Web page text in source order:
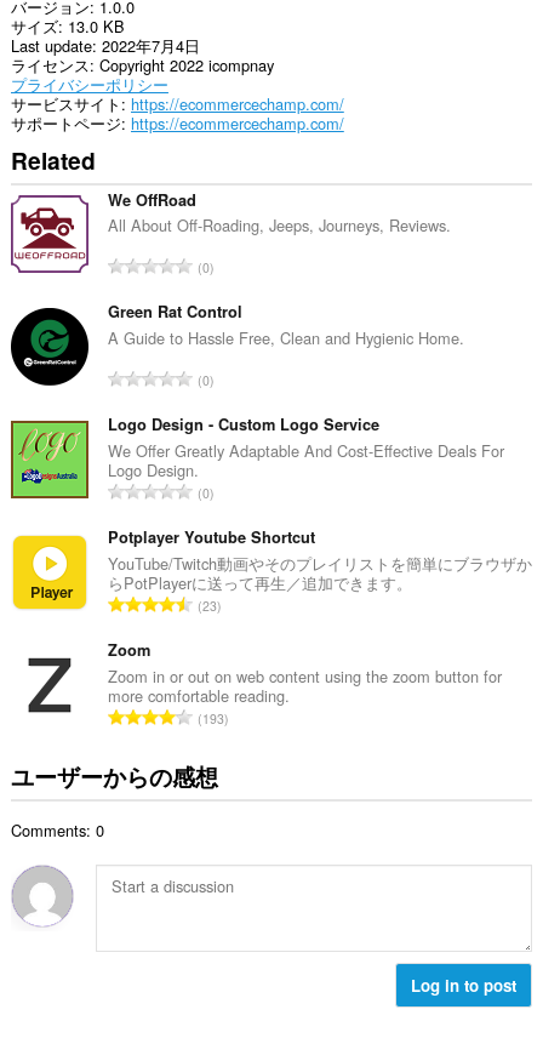
バージョン 1.0.0
サイズ 13.0 KB
Last update 2022年7月4日
ライセンス Copyright 2022 icompnay
プライバシーポリシー
サービスサイト https://ecommercechamp.com/
サポートページ https://ecommercechamp.com/
Related
We OffRoad
All About Off-Roading, Jeeps, Journeys, Reviews.
評
の
総
：
0
Green Rat Control
A Guide to Hassle Free, Clean and Hygienic Home.
評
の
総
数
：
0
Logo Design - Custom Logo Service
We Offer Greatly Adaptable And Cost-Effective Deals For
Logo Design.
評
の
総
数
：
0
Potplayer Youtube Shortcut
YouTube/Twitch動画やそのプレイリストを簡単にブラウザか
らPotPlayerに送って再生／追加できます。
評
総
数
：
23
Zoom
Zoom in or out on web content using the zoom button for
more comfortable reading.
評
の
総
193
ユーザーからの感想
Comments: 0
Log in to post